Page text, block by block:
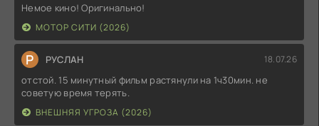
Немое кино! Оригинально!
МОТОР СИТИ (2026)
Р РУСЛАН 18.07.26
отстой. 15 минутный фильм растянули на 1ч30мин. не
советую время терять.
ВНЕШНЯЯ УГРОЗА (2026)